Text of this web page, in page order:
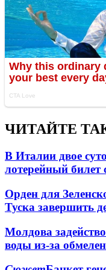
ЧИТАЙТЕ
В Италии двое
лотерейный
Орден для
Туска завершить
Молдова
воды из-за